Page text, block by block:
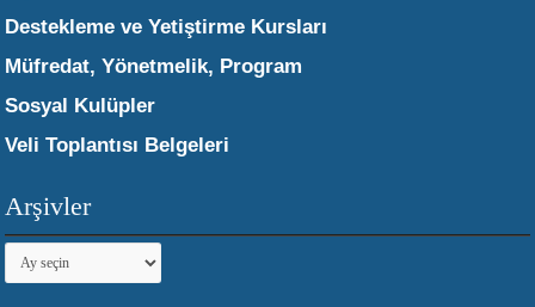
Destekleme ve Yetiştirme Kursları
Müfredat, Yönetmelik, Program
Sosyal Kulüpler
Veli Toplantısı Belgeleri
Arşivler
Arşivler